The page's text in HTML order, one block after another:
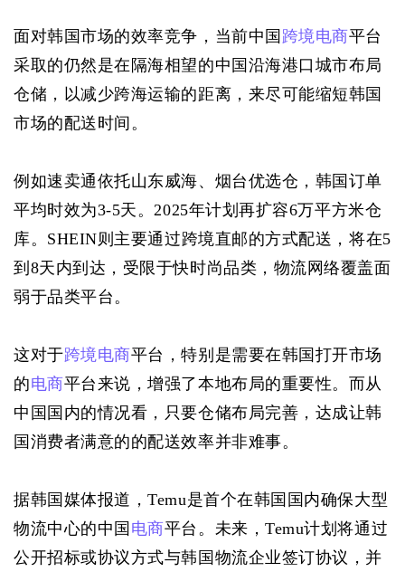
面对韩国市场的效率竞争，当前中国 跨境电商平台
采取的仍然是在隔海相望的中国沿海港口城市布局
仓储，以减少跨海运输的距离，来尽可能缩短韩国
市场的配送时间。
例如速卖通依托山东威海、烟台优选仓，韩国订单
平均时效为3-5天。2025年计划再扩容6万平方米仓
库。SHEIN则主要通过跨境直邮的方式配送，将在5
到8天内到达，受限于快时尚品类，物流网络覆盖面
弱于品类平台。
这对于跨境电商平台，特别是需要在韩国打开市场
的电商平台来说，增强了本地布局的重要性。而从
中国国内的情况看，只要仓储布局完善，达成让韩
国消费者满意的的配送效率并非难事。
据韩国媒体报道，Temu是首个在韩国国内确保大型
物流中心的中国 电商平台。未来，Temu计划将通过
公开招标或协议方式与韩国物流企业签订协议，并